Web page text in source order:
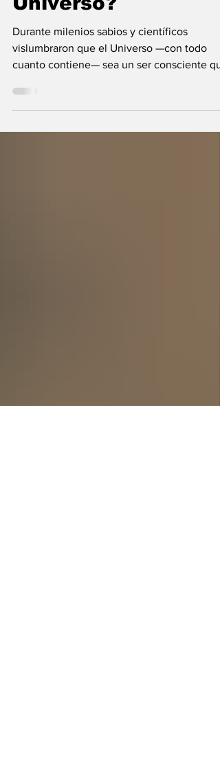
¿Y si el Creador
fuera el propio
Universo?
Durante milenios sabios y científicos
vislumbraron que el Universo —con todo